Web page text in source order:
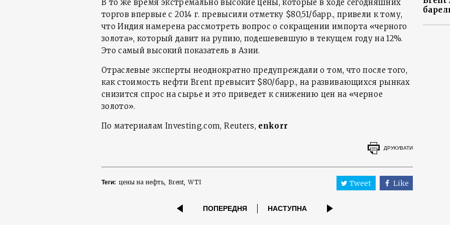
В то же время экстремально высокие цены, которые в ходе сегодняшних
торгов впервые с 2014 г. превысили отметку $80,51/барр., привели к тому,
что Индия намерена рассмотреть вопрос о сокращении импорта «черного
золота», который давит на рупию, подешевевшую в текущем году на 12%.
Это самый высокий показатель в Азии.
Отраслевые эксперты неоднократно предупреждали о том, что после того,
как стоимость нефти Brent превысит $80/барр., на развивающихся рынках
снизится спрос на сырье и это приведет к снижению цен на «черное
золото».
По материалам Investing.com, Reuters, enkorr
ДРУКУВАТИ
Теги: цены на нефть Brent WTI Tweet Like
ПОПЕРЕДНЯ НАСТУПНА